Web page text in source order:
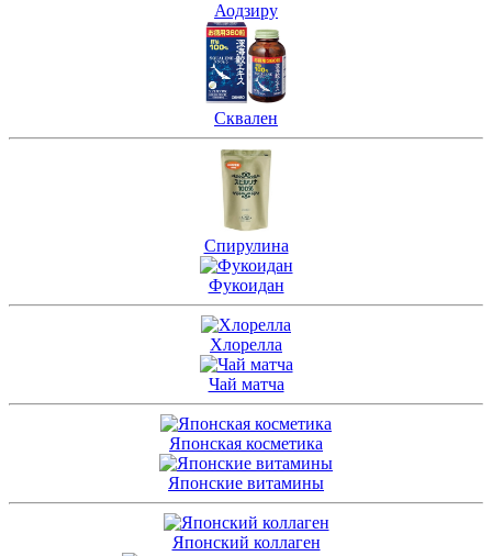
Аодзиру
Сквален
Спирулина
Фукоидан
Хлорелла
Чай матча
Японская косметика
Японские витамины
Японский коллаген